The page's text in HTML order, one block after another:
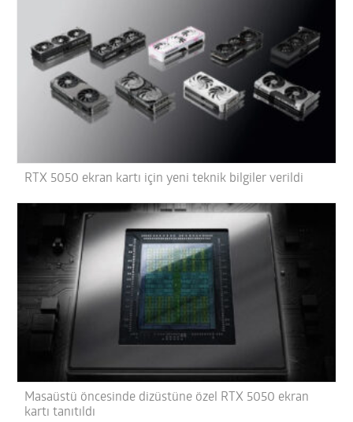
RTX 5050 ekran kartı için yeni teknik bilgiler verildi
Masaüstü öncesinde dizüstüne özel RTX 5050 ekran
kartı tanıtıldı